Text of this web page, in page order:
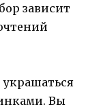
зависит
Вы